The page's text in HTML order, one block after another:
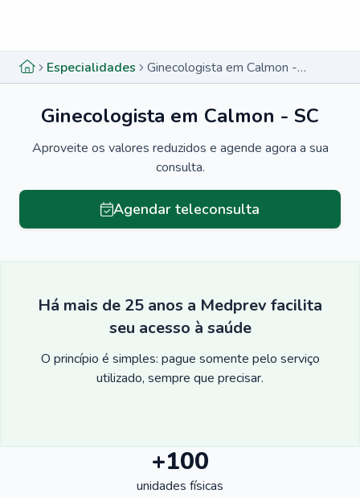
Especialidades Ginecologista em Calmon - SC
Ginecologista em Calmon - SC
Aproveite os valores reduzidos e agende agora a sua
consulta.
Agendar teleconsulta
Há mais de 25 anos a Medprev facilita
seu acesso à saúde
O princípio é simples: pague somente pelo serviço
utilizado, sempre que precisar.
+100
unidades físicas